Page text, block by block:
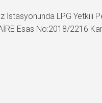
İstasyonunda LPG Yetkili
Esas No:2018/2216